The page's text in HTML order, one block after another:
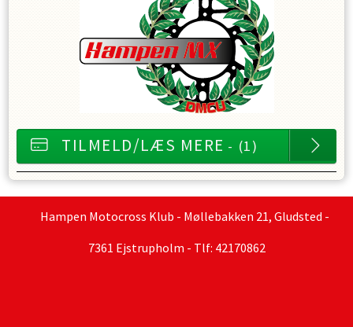
TILMELD/LÆS MERE - (1)
Hampen Motocross Klub - Møllebakken 21, Gludsted -
7361 Ejstrupholm - Tlf: 42170862